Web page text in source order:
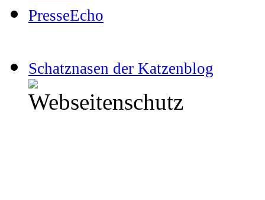
PresseEcho
Schatznasen der Katzenblog